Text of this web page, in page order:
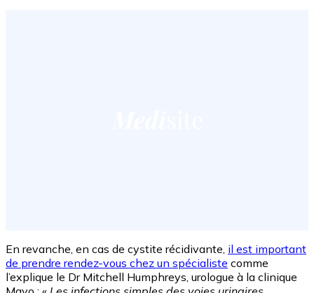
En revanche, en cas de cystite récidivante, il est important
de prendre rendez-vous chez un spécialiste comme
l’explique le Dr Mitchell Humphreys, urologue à la clinique